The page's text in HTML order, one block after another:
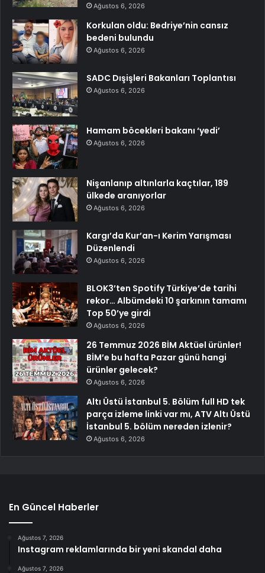
Ağustos 6, 2026
Korkulan oldu: Bedriye’nin cansız
bedeni bulundu
Ağustos 6, 2026
SADC Dışişleri Bakanları Toplantısı
Ağustos 6, 2026
Hamam böcekleri bakanı ‘yedi’
Ağustos 6, 2026
Nişanlanıp altınlarla kaçtılar, 189
ülkede aranıyorlar
Ağustos 6, 2026
Kargı’da Kur’an-ı Kerim Yarışması
Düzenlendi
Ağustos 6, 2026
BLOK3’ten Spotify Türkiye’de tarihi
rekor… Albümdeki 10 şarkının tamamı
Top 50’ye girdi
Ağustos 6, 2026
26 Temmuz 2026 BİM Aktüel ürünler!
BİM’e bu hafta Pazar günü hangi
ürünler gelecek?
Ağustos 6, 2026
Altı Üstü İstanbul 5. Bölüm full HD tek
parça izleme linki var mı, ATV Altı Üstü
İstanbul 5. bölüm nereden izlenir?
Ağustos 6, 2026
En Güncel Haberler
Ağustos 7, 2026
Instagram reklamlarında bir yeni skandal daha
Ağustos 7, 2026